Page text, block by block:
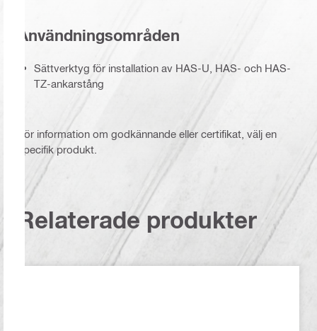
Användningsområden
Sättverktyg för installation av HAS-U, HAS- och HAS-
TZ-ankarstång
För information om godkännande eller certifikat, välj en
specifik produkt.
Relaterade produkter